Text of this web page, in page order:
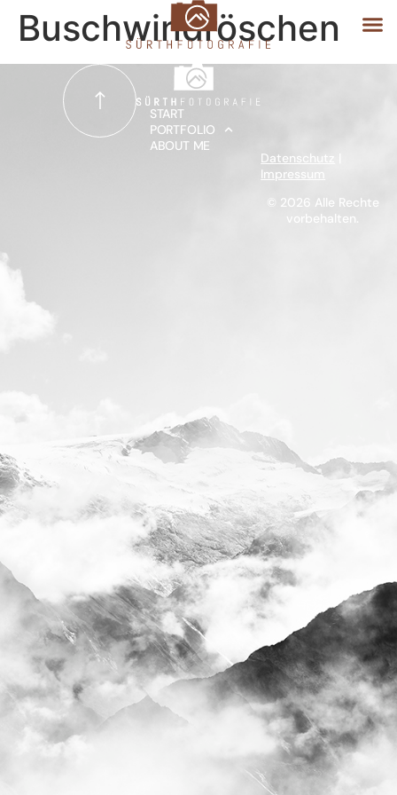
START
PORTFOLIO
Buschwindröschen
Datenschutz
Impressum
© 2026 Alle Rechte
vorbehalten.
START
PORTFOLIO
ABOUT ME